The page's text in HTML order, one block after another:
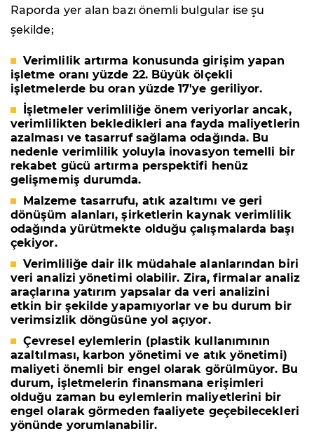
Raporda yer alan bazı önemli bulgular ise şu
şekilde;
Verimlilik artırma konusunda girişim yapan
işletme oranı yüzde 22. Büyük ölçekli
işletmelerde bu oran yüzde 17'ye geriliyor.
İşletmeler verimliliğe önem veriyorlar ancak,
verimlilikten bekledikleri ana fayda maliyetlerin
azalması ve tasarruf sağlama odağında. Bu
nedenle verimlilik yoluyla inovasyon temelli bir
rekabet gücü artırma perspektifi henüz
gelişmemiş durumda.
Malzeme tasarrufu, atık azaltımı ve geri
dönüşüm alanları, şirketlerin kaynak verimlilik
odağında yürütmekte olduğu çalışmalarda başı
çekiyor.
Verimliliğe dair ilk müdahale alanlarından biri
veri analizi yönetimi olabilir. Zira, firmalar analiz
araçlarına yatırım yapsalar da veri analizini
etkin bir şekilde yapamıyorlar ve bu durum bir
verimsizlik döngüsüne yol açıyor.
Çevresel eylemlerin (plastik kullanımının
azaltılması, karbon yönetimi ve atık yönetimi)
maliyeti önemli bir engel olarak görülmüyor. Bu
durum, işletmelerin finansmana erişimleri
olduğu zaman bu eylemlerin maliyetlerini bir
engel olarak görmeden faaliyete geçebilecekleri
yönünde yorumlanabilir.